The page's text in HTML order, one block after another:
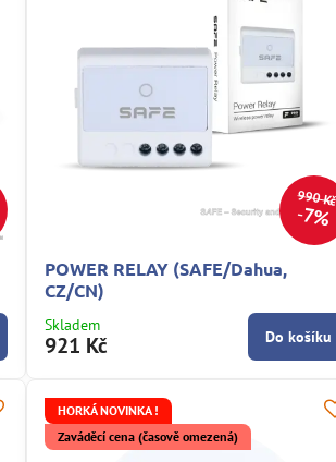
990 Kč
7%
POWER RELAY (SAFE/Dahua,
CZ/CN)
Skladem
921 Kč Do košíku
HORKÁ NOVINKA !
Zaváděcí cena (časově omezená)